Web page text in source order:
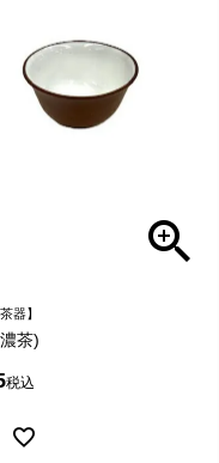
器】
茶)
税込